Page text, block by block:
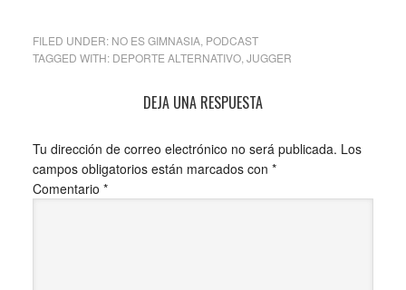
FILED UNDER: NO ES GIMNASIA, PODCAST
TAGGED WITH: DEPORTE ALTERNATIVO, JUGGER
DEJA UNA RESPUESTA
Tu dirección de correo electrónico no será publicada. Los
campos obligatorios están marcados con *
Comentario *